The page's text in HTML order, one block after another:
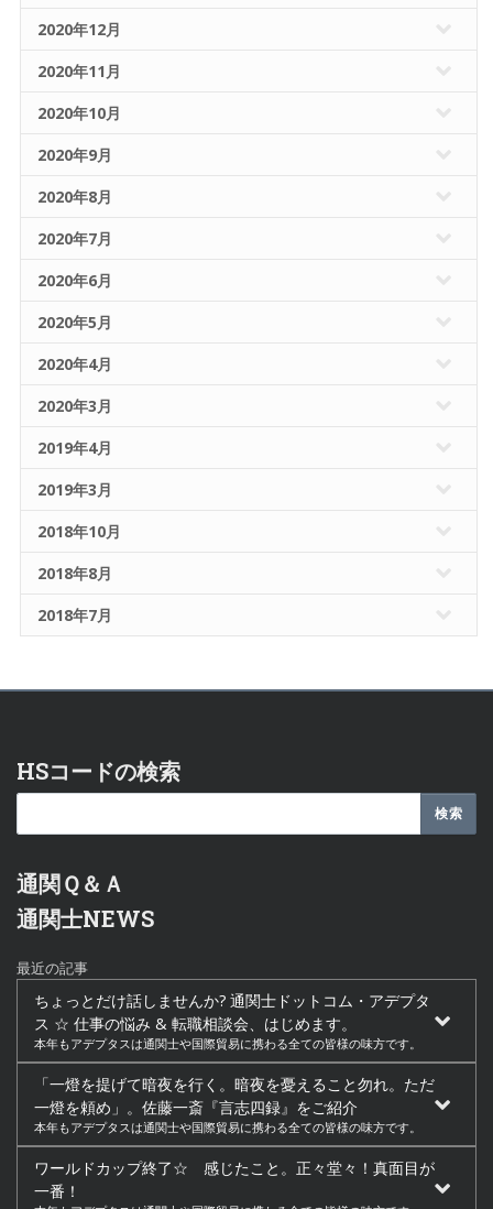
2020年12月
2020年11月
2020年10月
2020年9月
2020年8月
2020年7月
2020年6月
2020年5月
2020年4月
2020年3月
2019年4月
2019年3月
2018年10月
2018年8月
2018年7月
HSコードの検索
通関Ｑ＆Ａ
通関士NEWS
最近の記事
ちょっとだけ話しませんか? 通関士ドットコム・アデプタ
ス ☆ 仕事の悩み & 転職相談会、はじめます。
本年もアデプタスは通関士や国際貿易に携わる全ての皆様の味方です。
「一燈を提げて暗夜を行く。暗夜を憂えること勿れ。ただ
一燈を頼め」。佐藤一斎『言志四録』をご紹介
本年もアデプタスは通関士や国際貿易に携わる全ての皆様の味方です。
ワールドカップ終了☆ 感じたこと。正々堂々！真面目が
一番！